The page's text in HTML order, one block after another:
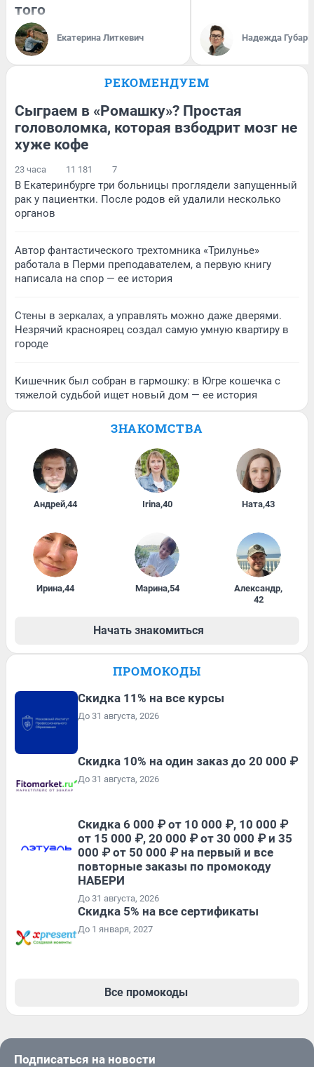
того
Екатерина Литкевич Надежда Губарь
РЕКОМЕНДУЕМ
Сыграем в «Ромашку»? Простая
головоломка, которая взбодрит мозг не
хуже кофе
23 часа 11 181 7
В Екатеринбурге три больницы проглядели запущенный
рак у пациентки. После родов ей удалили несколько
органов
Автор фантастического трехтомника «Трилунье»
работала в Перми преподавателем, а первую книгу
написала на спор — ее история
Стены в зеркалах, а управлять можно даже дверями.
Незрячий красноярец создал самую умную квартиру в
городе
Кишечник был собран в гармошку: в Югре кошечка с
тяжелой судьбой ищет новый дом — ее история
ЗНАКОМСТВА
Андрей,44 Irina,40 Ната,43
Ирина,44 Марина,54 Александр,
42
Начать знакомиться
ПРОМОКОДЫ
Скидка 11% на все курсы
До 31 августа, 2026
Скидка 10% на один заказ до 20 000 ₽
До 31 августа, 2026
Скидка 6 000 ₽ от 10 000 ₽, 10 000 ₽
от 15 000 ₽, 20 000 ₽ от 30 000 ₽ и 35
000 ₽ от 50 000 ₽ на первый и все
повторные заказы по промокоду
НАБЕРИ
До 31 августа, 2026
Скидка 5% на все сертификаты
До 1 января, 2027
Все промокоды
Подписаться на новости